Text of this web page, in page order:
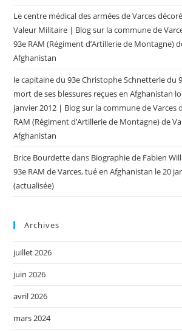
Le centre médical des armées de Varces
Valeur Militaire | Blog sur la commune de
93e RAM (Régiment d’Artillerie de Montagne)
Afghanistan
le capitaine du 93e Christophe Schnetterle du
mort de ses blessures reçues en Afghanistan
janvier 2012 | Blog sur la commune de Varces
RAM (Régiment d’Artillerie de Montagne) de
Afghanistan
Brice Bourdettedans Biographie de Fabien
93e RAM de Varces, tué en Afghanistan le 20
(actualisée)
Archives
juillet 2026
juin 2026
avril 2026
mars 2024